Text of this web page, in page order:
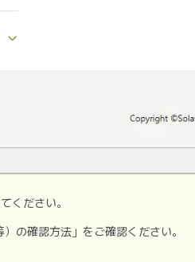
ください。
の確認方法」をご確認ください。